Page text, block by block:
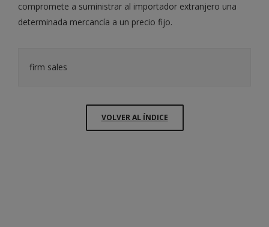
compromete a suministrar al importador extranjero una
determinada mercancía a un precio fijo.
firm sales
VOLVER AL ÍNDICE